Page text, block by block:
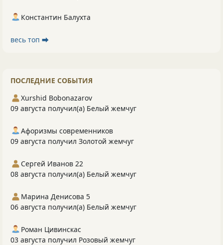
Константин Балухта
весь топ ⮕
ПОСЛЕДНИЕ СОБЫТИЯ
Xurshid Bobonazarov
09 августа получил(а) Белый жемчуг
Афоризмы современников
09 августа получил Золотой жемчуг
Сергей Иванов 22
08 августа получил(а) Белый жемчуг
Марина Денисова 5
06 августа получил(а) Белый жемчуг
Роман Цивинскас
03 августа получил Розовый жемчуг